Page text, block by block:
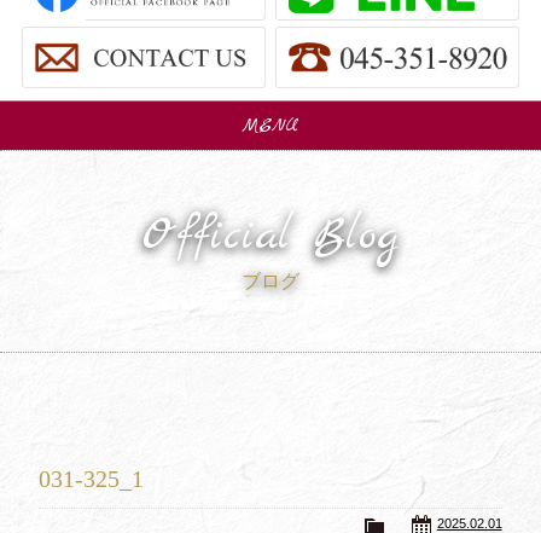
MENU
会社概要
Official Blog
ブログ
031-325_1
2025.02.01